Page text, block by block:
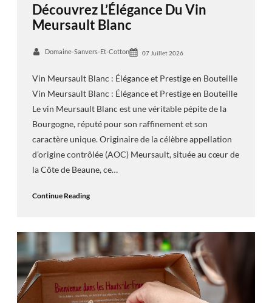
Découvrez L’Élégance Du Vin
Meursault Blanc
Domaine-Sanvers-Et-Cotton 07 Juillet 2026
Vin Meursault Blanc : Élégance et Prestige en Bouteille
Vin Meursault Blanc : Élégance et Prestige en Bouteille
Le vin Meursault Blanc est une véritable pépite de la
Bourgogne, réputé pour son raffinement et son
caractère unique. Originaire de la célèbre appellation
d’origine contrôlée (AOC) Meursault, située au cœur de
la Côte de Beaune, ce…
Continue Reading